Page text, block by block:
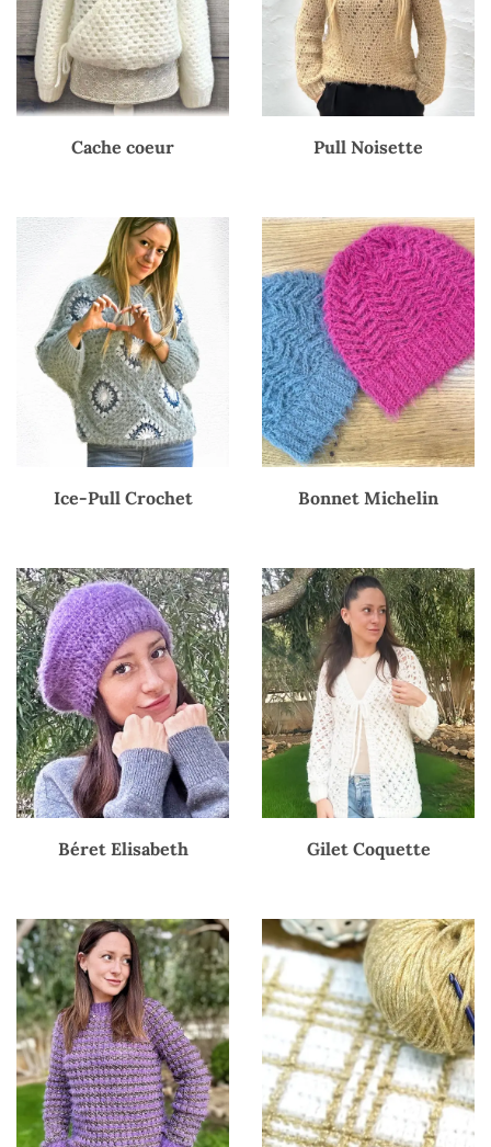
Cache coeur Pull Noisette
Ice-Pull Crochet Bonnet Michelin
Béret Elisabeth Gilet Coquette